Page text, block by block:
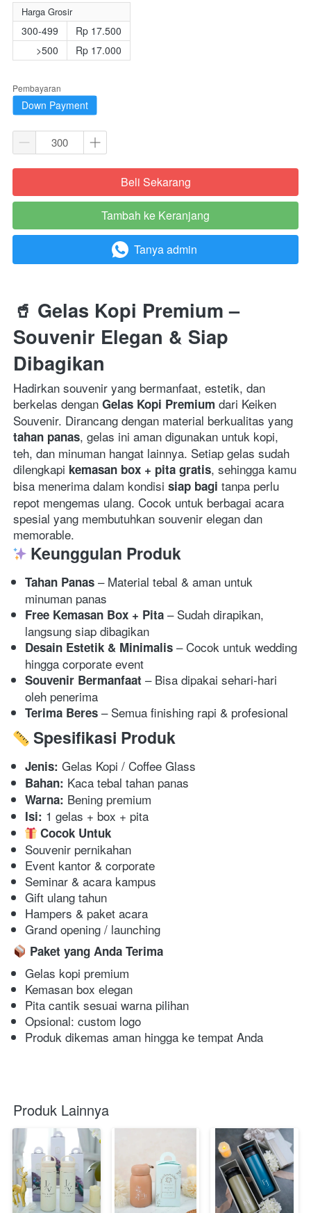
Harga Grosir
300-499
>500
Rp 17.500
Rp 17.000
Pembayaran
Down Payment
`Beli Sekarang
`
Tambah ke Keranjang
` Tanya admin
🥤 Gelas Kopi Premium –
Souvenir Elegan & Siap
Dibagikan
Hadirkan souvenir yang bermanfaat, estetik, dan
berkelas dengan Gelas Kopi Premium dari Keiken
tahan panas, gelas ini aman digunakan untuk kopi,
teh, dan minuman hangat lainnya. Setiap gelas sudah
dilengkapi kemasan box + pita gratis, sehingga kamu
bisa menerima dalam kondisi siap bagi tanpa perlu
repot mengemas ulang. Cocok untuk berbagai acara
spesial yang membutuhkan souvenir elegan dan
memorable.
Keunggulan Produk
Tahan Panas – Material tebal & aman untuk
minuman panas
Free Kemasan Box + Pita – Sudah dirapikan,
langsung siap dibagikan
Desain Estetik & Minimalis – Cocok untuk wedding
hingga corporate event
Souvenir Bermanfaat – Bisa dipakai sehari-hari
oleh penerima
Terima Beres – Semua finishing rapi & profesional
Spesifikasi Produk
Jenis: Gelas Kopi / Coffee Glass
Bahan: Kaca tebal tahan panas
Warna: Bening premium
Isi: 1 gelas + box + pita
Cocok Untuk
Souvenir pernikahan
Event kantor & corporate
Seminar & acara kampus
Gift ulang tahun
Hampers & paket acara
Grand opening / launching
Paket yang Anda Terima
Gelas kopi premium
Kemasan box elegan
Pita cantik sesuai warna pilihan
Opsional: custom logo
Produk dikemas aman hingga ke tempat Anda
Produk Lainnya